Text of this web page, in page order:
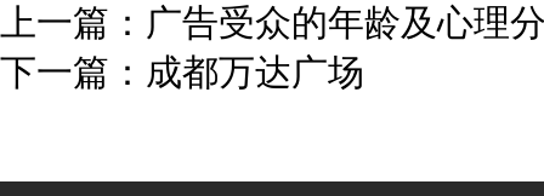
上一篇：广告受众的年龄及心理
下一篇：成都万达广场